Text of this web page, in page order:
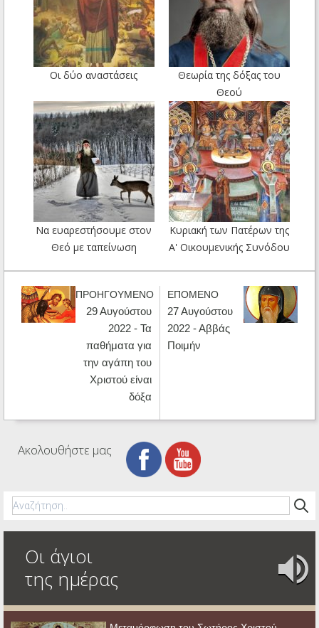
Οι δύο αναστάσεις
Θεωρία της δόξας του
Θεού
Να ευαρεστήσουμε στον
Θεό με ταπείνωση
Κυριακή των Πατέρων της
Α' Οικουμενικής Συνόδου
ΠΡΟΗΓΟΥΜΕΝΟ
29 Αυγούστου
2022 - Τα
παθήματα για
την αγάπη του
Χριστού είναι
δόξα
ΕΠΟΜΕΝΟ
27 Αυγούστου
2022 - Αββάς
Ποιμήν
Ακολουθήστε μας
Οι άγιοι
της ημέρας